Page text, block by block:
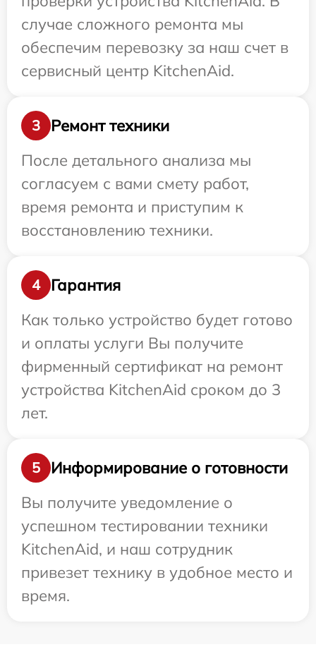
случае сложного ремонта мы
обеспечим перевозку за наш счет в
сервисный центр KitchenAid.
3
Ремонт техники
После детального анализа мы
согласуем с вами смету работ,
время ремонта и приступим к
восстановлению техники.
4
Гарантия
Как только устройство будет готово
и оплаты услуги Вы получите
фирменный сертификат на ремонт
устройства KitchenAid сроком до 3
лет.
5
Информирование о готовности
Вы получите уведомление о
успешном тестировании техники
KitchenAid, и наш сотрудник
привезет технику в удобное место и
время.